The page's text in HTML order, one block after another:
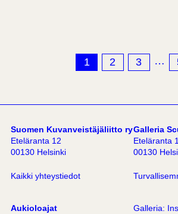
1 2 3 …
Suomen Kuvanveistäjäliitto ry
Eteläranta 12
00130 Helsinki
Kaikki yhteystiedot
Galleria
Eteläranta
00130
Aukioloajat Galleria: